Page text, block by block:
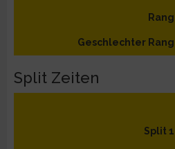
Rang
Geschlechter Rang
Split Zeiten
Split 1